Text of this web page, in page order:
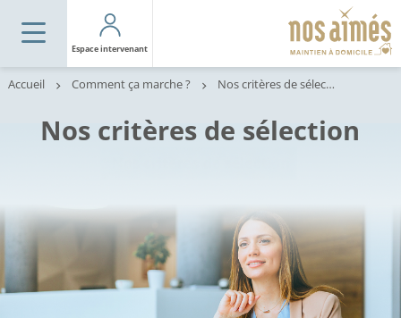
Espace intervenant
Accueil Comment ça marche ? Nos critères de sélection
Nos critères de sélection